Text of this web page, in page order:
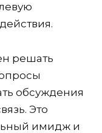
решать
обсуждения
Это
имидж и